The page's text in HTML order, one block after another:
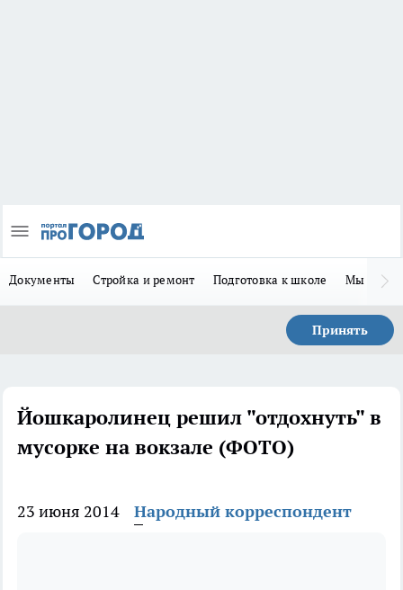
Документы Стройка и ремонт Подготовка к школе Мы в MAX
Принять
Йошкаролинец решил "отдохнуть" в
мусорке на вокзале (ФОТО)
23 июня 2014 Народный корреспондент